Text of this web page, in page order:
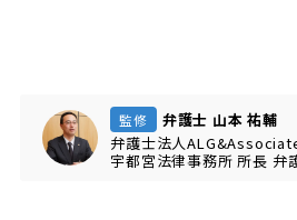
監修
弁護士 山本 祐輔
弁護士法人
宇都宮法律事務所所長 弁